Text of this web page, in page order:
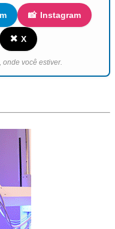
📸 Instagram
✖️ X
você estiver.